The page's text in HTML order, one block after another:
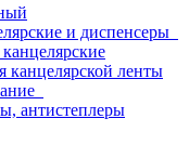
и диспенсеры
канцелярской ленты
антистеплеры